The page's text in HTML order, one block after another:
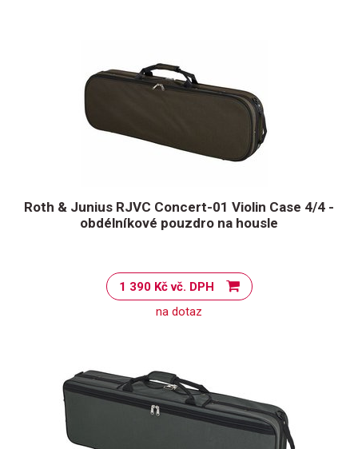
Roth & Junius RJVC Concert-01 Violin Case 4/4 -
obdélníkové pouzdro na housle
1 390 Kč vč. DPH
na dotaz